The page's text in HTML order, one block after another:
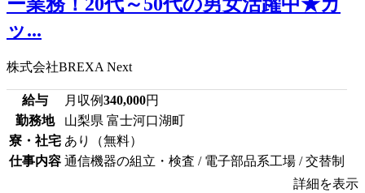
ッ...
株式会社BREXA Next
給与 月収例340,000円
勤務地
山梨県 富士河口湖町
寮・社宅 あり（無料）
仕事内容 通信機器の組立・検査 / 電子部品系工場 / 交替制
詳細を表示